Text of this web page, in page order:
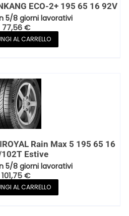
ECO-2+ 195 65 16 92V
5/8 giorni lavorativi
77,56€
AL CARRELLO
Rain Max 5 195 65 16
Estive
5/8 giorni lavorativi
101,75€
AL CARRELLO